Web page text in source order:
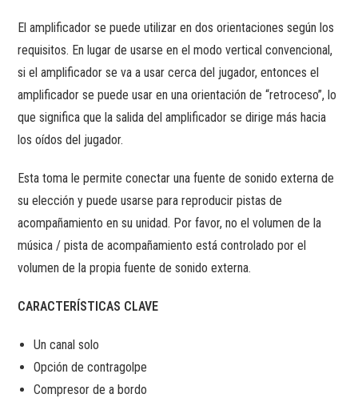
El amplificador se puede utilizar en dos orientaciones según los
requisitos. En lugar de usarse en el modo vertical convencional,
si el amplificador se va a usar cerca del jugador, entonces el
amplificador se puede usar en una orientación de “retroceso”, lo
que significa que la salida del amplificador se dirige más hacia
los oídos del jugador.
Esta toma le permite conectar una fuente de sonido externa de
su elección y puede usarse para reproducir pistas de
acompañamiento en su unidad. Por favor, no el volumen de la
música / pista de acompañamiento está controlado por el
volumen de la propia fuente de sonido externa.
CARACTERÍSTICAS CLAVE
Un canal solo
Opción de contragolpe
Compresor de a bordo